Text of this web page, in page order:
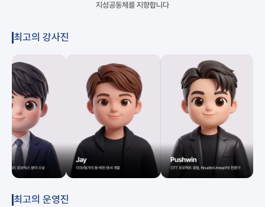
지성공동체를 지향합니다
최고의 강사진
최고의 운영진